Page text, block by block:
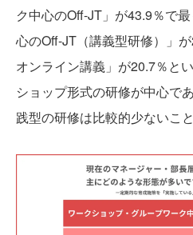
ク中心のOff-JT」が43.9％で
心のOff-JT（講義型研修）」
オンライン講義」が20.7％と
ショップ形式の研修が中心で
践型の研修は比較的少ないこと